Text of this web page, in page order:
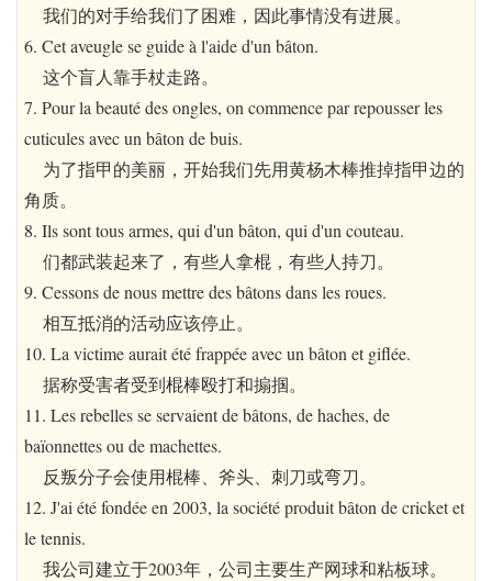
我们的对手给我们了困难，因此事情没有进展。
6. Cet aveugle se guide à l'aide d'un bâton.
这个盲人靠手杖走路。
7. Pour la beauté des ongles, on commence par repousser les
cuticules avec un bâton de buis.
为了指甲的美丽，开始我们先用黄杨木棒推掉指甲边的
角质。
8. Ils sont tous armes, qui d'un bâton, qui d'un couteau.
们都武装起来了，有些人拿棍，有些人持刀。
9. Cessons de nous mettre des bâtons dans les roues.
相互抵消的活动应该停止。
10. La victime aurait été frappée avec un bâton et giflée.
据称受害者受到棍棒殴打和搧掴。
11. Les rebelles se servaient de bâtons, de haches, de
baïonnettes ou de machettes.
反叛分子会使用棍棒、斧头、刺刀或弯刀。
12. J'ai été fondée en 2003, la société produit bâton de cricket et
le tennis.
我公司建立于2003年，公司主要生产网球和粘板球。